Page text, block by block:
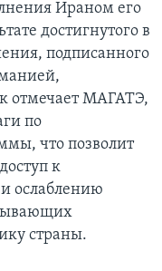
Ираном его
достигнутого в
подписанного
отмечает МАГАТЭ,
по
что позволит
к
ослаблению
страны.